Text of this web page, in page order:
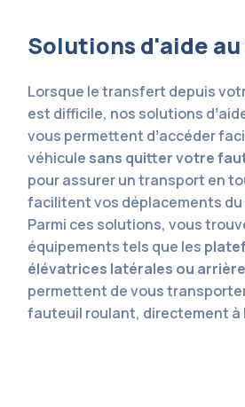
Solutions d'aide
Lorsque le transfert depuis
est difficile, nos solutions
vous permettent dʼaccéder
véhicule sans quitter votre
pour assurer un transport en
facilitent vos déplacements
Parmi ces solutions, vous
équipements tels que les
élévatrices latérales ou
permettent de vous
fauteuil roulant, directement à